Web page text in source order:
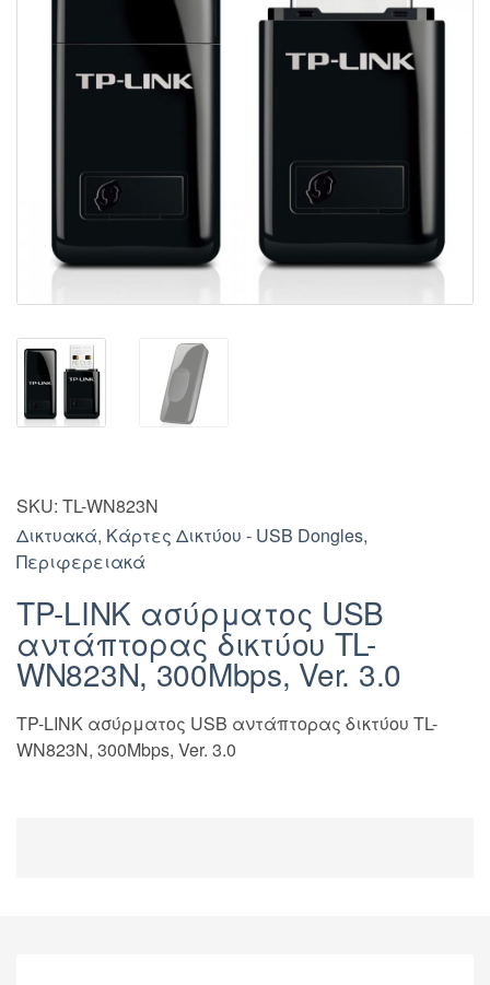
SKU: TL-WN823N
Δικτυακά, Κάρτες Δικτύου - USB Dongles,
Περιφερειακά
TP-LINK ασύρματος USB
αντάπτορας δικτύου TL-
WN823N, 300Mbps, Ver. 3.0
TP-LINK ασύρματος USB αντάπτορας δικτύου TL-
WN823N, 300Mbps, Ver. 3.0